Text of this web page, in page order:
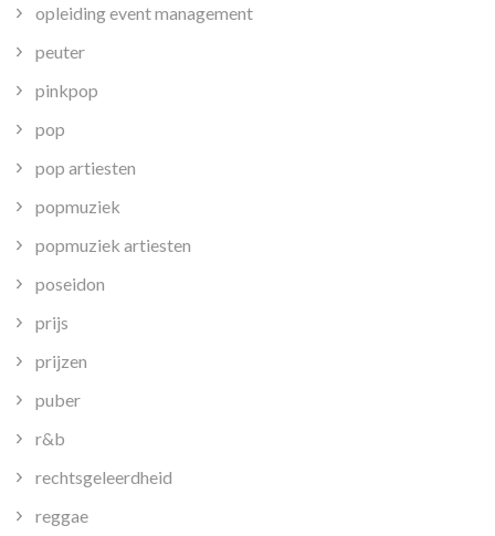
opleiding event management
peuter
pinkpop
pop
pop artiesten
popmuziek
popmuziek artiesten
poseidon
prijs
prijzen
puber
r&b
rechtsgeleerdheid
reggae